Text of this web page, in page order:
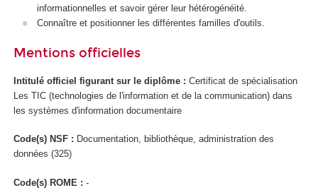
informationnelles et savoir gérer leur hétérogénéité.
Connaître et positionner les différentes familles d'outils.
Mentions officielles
Intitulé officiel figurant sur le diplôme : Certificat de spécialisation
Les TIC (technologies de l'information et de la communication) dans
les systèmes d'information documentaire
Code(s) NSF : Documentation, bibliothèque, administration des
données (325)
Code(s) ROME : -